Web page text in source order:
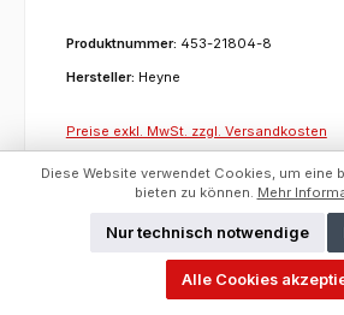
Produktnummer: 453-21804-8
Hersteller: Heyne
Preise exkl. MwSt. zzgl. Versandkosten
Um dieses Produkt zu bestellen,
Heyne
Kurzfristig lieferbar
Diese Website verwendet Cookies, um eine
bieten zu können. Mehr
Nur technisch notwendige
Alle Cookies